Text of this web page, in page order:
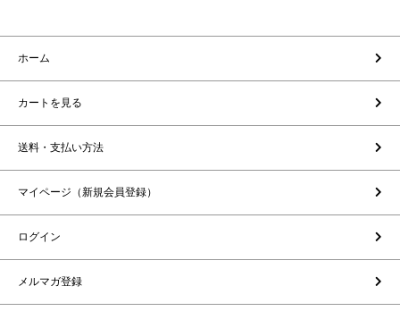
ホーム
カートを見る
送料・支払い方法
マイページ（新規会員登録）
ログイン
メルマガ登録